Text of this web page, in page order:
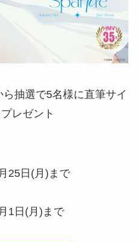
抽選で5名様に直筆サイ
レゼント
25日(月)まで
1日(月)まで